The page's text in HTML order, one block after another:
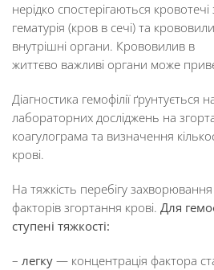
нерідко спостерігаються кровотечі
гематурія (кров в сечі) та
внутрішні органи. Крововилив в
життєво важливі органи може
Діагностика гемофілії ґрунтується
лабораторних досліджень на
коагулограма та визначення
крові.
На тяжкість перебігу
факторів згортання крові. Для
ступені тяжкості:
– легку — концентрація фактора